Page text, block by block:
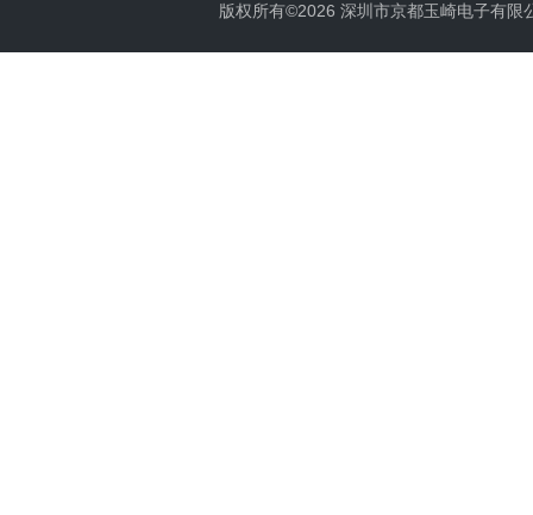
版权所有©2026 深圳市京都玉崎电子有